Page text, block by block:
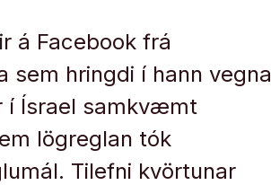
á Facebook frá
sem hringdi í hann vegna
í Ísrael samkvæmt
lögreglan tók
Tilefni kvörtunar